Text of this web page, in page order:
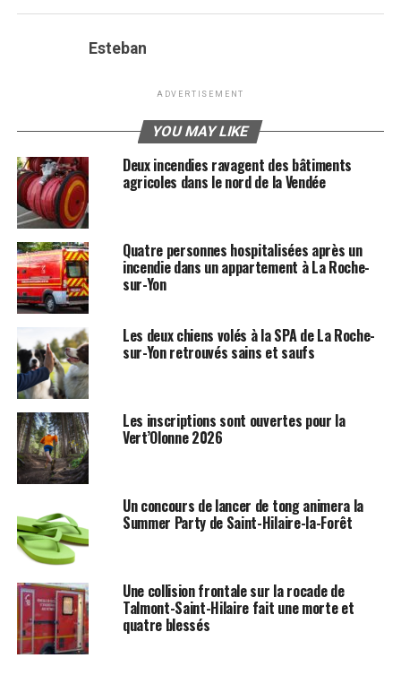
Esteban
ADVERTISEMENT
YOU MAY LIKE
Deux incendies ravagent des bâtiments
agricoles dans le nord de la Vendée
Quatre personnes hospitalisées après un
incendie dans un appartement à La Roche-
sur-Yon
Les deux chiens volés à la SPA de La Roche-
sur-Yon retrouvés sains et saufs
Les inscriptions sont ouvertes pour la
Vert’Olonne 2026
Un concours de lancer de tong animera la
Summer Party de Saint-Hilaire-la-Forêt
Une collision frontale sur la rocade de
Talmont-Saint-Hilaire fait une morte et
quatre blessés